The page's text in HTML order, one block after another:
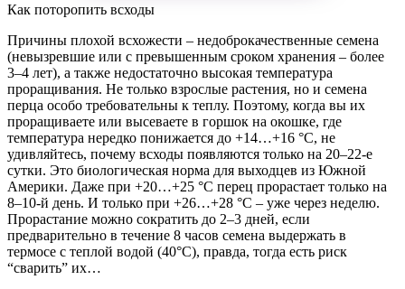
Как поторопить всходы
Причины плохой всхожести – недоброкачественные семена
(невызревшие или с превышенным сроком хранения – более
3–4 лет), а также недостаточно высокая температура
проращивания. Не только взрослые растения, но и семена
перца особо требовательны к теплу. Поэтому, когда вы их
проращиваете или высеваете в горшок на окошке, где
температура нередко понижается до +14…+16 °С, не
удивляйтесь, почему всходы появляются только на 20–22-е
сутки. Это биологическая норма для выходцев из Южной
Америки. Даже при +20…+25 °С перец прорастает только на
8–10-й день. И только при +26…+28 °С – уже через неделю.
Прорастание можно сократить до 2–3 дней, если
предварительно в течение 8 часов семена выдержать в
термосе с теплой водой (40°С), правда, тогда есть риск
“сварить” их…